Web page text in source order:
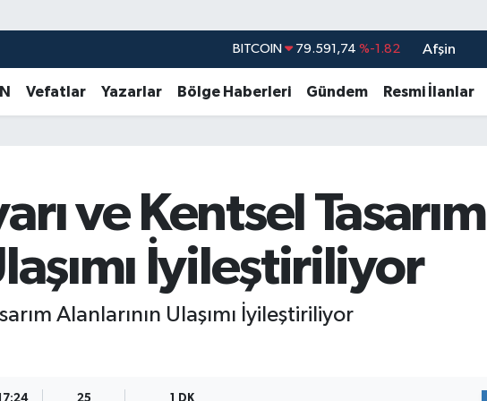
DOLAR 45,43620 %0.02
EURO 53,38690 %0.19
STERLİN 61,60380 %0.18
Afşin
Vefatlar Yazarlar Bölge Haberleri Gündem Resmi İlanlar
ve Kentsel Tasarım
İyileştiriliyor
Alanlarının Ulaşımı İyileştiriliyor
25 1 DK